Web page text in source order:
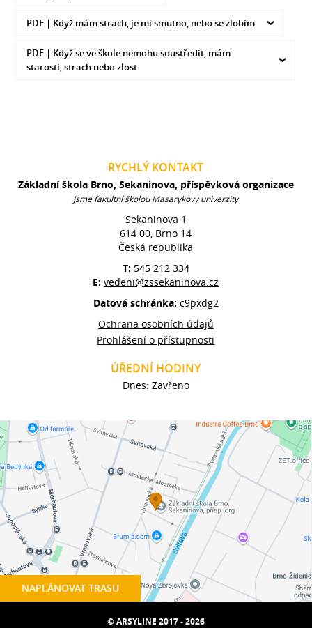
PDF | Když mám strach, je mi smutno, nebo se zlobím
PDF | Když se ve škole nemohu soustředit, mám
starosti, strach nebo zlost
NAPLÁNOVAT TRASU
RYCHLÝ KONTAKT
Základní škola Brno, Sekaninova, příspěvková organizace
Jsme fakultní školou Masarykovy univerzity
Sekaninova 1
614 00, Brno 14
Česká republika
T: 545 212 334
E:vedeni@zssekaninova.cz
Datová schránka: c9pxdg2
Ochrana osobních údajů
Prohlášení o přístupnosti
ÚŘEDNÍ HODINY
Dnes: Zavřeno
© ARSYLINE 2017 - 2026